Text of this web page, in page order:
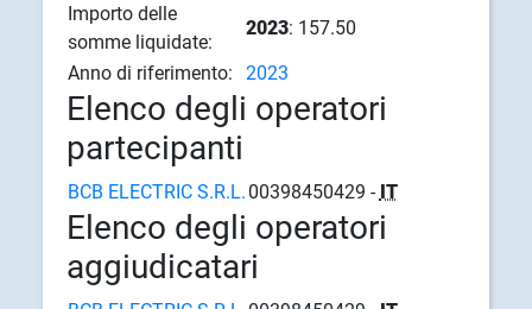
Importo delle
somme liquidate:
2023: 157.50
Anno di riferimento:
2023
Elenco degli operatori
partecipanti
BCB ELECTRIC S.R.L. 00398450429 - IT
Elenco degli operatori
aggiudicatari